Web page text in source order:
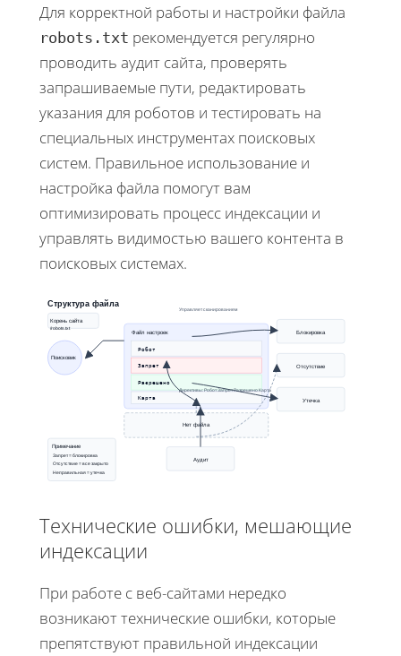
Для корректной работы и настройки файла
robots.txt рекомендуется регулярно
проводить аудит сайта, проверять
запрашиваемые пути, редактировать
указания для роботов и тестировать на
специальных инструментах поисковых
систем. Правильное использование и
настройка файла помогут вам
оптимизировать процесс индексации и
управлять видимостью вашего контента в
поисковых системах.
Структура файла
Корень сайта
/robots.txt
Файл настроек
Робот
Запрет
Разрешено
Карта
Поисковик
Блокировка
Отсутствие
Утечка
Нет файла
Управляет сканированием
Директивы: Робот Запрет Разрешено Карта
Аудит
Примечание
Запрет = блокировка
Отсутствие = все закрыто
Неправильная = утечка
Технические ошибки, мешающие
индексации
При работе с веб-сайтами нередко
возникают технические ошибки, которые
препятствуют правильной индексации